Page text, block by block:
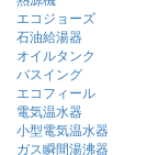
エコジョーズ
石油給湯器
オイルタンク
バスイング
エコフィール
電気温水器
小型電気温水器
ガス瞬間湯沸器